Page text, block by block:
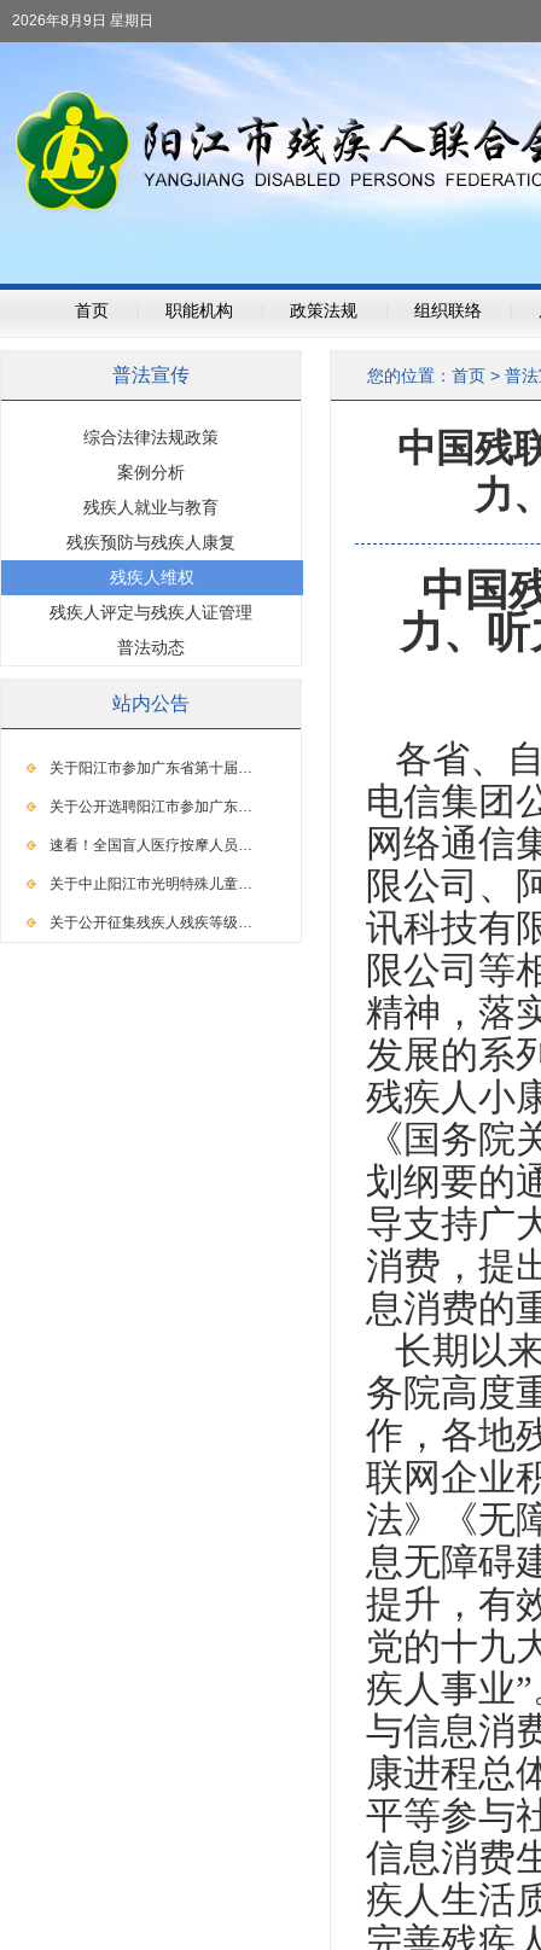
2026年8月9日 星期日
首页 职能机构 政策法规 组织联络
您的位置： 首页 > 普
中国残
力
中国
力、
各省、
电信集团
网络通信
限公司、
讯科技有
限公司等
精神，落
发展的系
残疾人小
《国务院
划纲要的
导支持广
消费，提
息消费的
长期以
务院高度
作，各地
联网企业
法》《无
息无障碍
提升，有
党的十九
疾人事业”
与信息消
康进程总
平等参与
信息消费
疾人生活
普法宣传
综合法律法规政策
案例分析
残疾人就业与教育
残疾预防与残疾人康复
残疾人维权
残疾人评定与残疾人证管理
普法动态
站内公告
关于阳江市参加广东省第十届…
关于公开选聘阳江市参加广东…
速看！全国盲人医疗按摩人员…
关于中止阳江市光明特殊儿童…
关于公开征集残疾人残疾等级…